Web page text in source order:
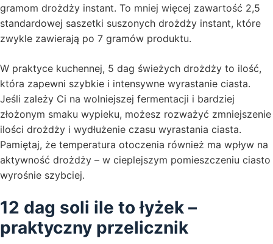
gramom drożdży instant. To mniej więcej zawartość 2,5
standardowej saszetki suszonych drożdży instant, które
zwykle zawierają po 7 gramów produktu.
W praktyce kuchennej, 5 dag świeżych drożdży to ilość,
która zapewni szybkie i intensywne wyrastanie ciasta.
Jeśli zależy Ci na wolniejszej fermentacji i bardziej
złożonym smaku wypieku, możesz rozważyć zmniejszenie
ilości drożdży i wydłużenie czasu wyrastania ciasta.
Pamiętaj, że temperatura otoczenia również ma wpływ na
aktywność drożdży – w cieplejszym pomieszczeniu ciasto
wyrośnie szybciej.
12 dag soli ile to łyżek –
praktyczny przelicznik